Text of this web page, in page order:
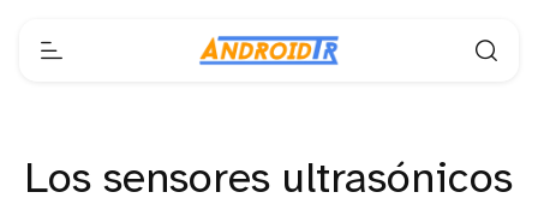
Los sensores ultrasónicos